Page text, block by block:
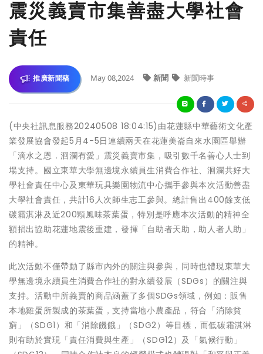
震災義賣市集善盡大學社會
責任
推廣新聞稿 May 08,2024 新聞 新聞時事
(中央社訊息服務20240508 18:04:15)由花蓮縣中華藝術文化產
業發展協會發起5月4-5日連續兩天在花蓮美崙自來水園區舉辦
「滴水之恩．洄瀾有愛」震災義賣市集，吸引數千名善心人士到
場支持。國立東華大學無邊境永續員生消費合作社、洄瀾共好大
學社會責任中心及東華玩具樂園物流中心攜手參與本次活動善盡
大學社會責任，共計16人次師生志工參與。總計售出400餘支低
碳霜淇淋及近200顆風味茶葉蛋，特別是呼應本次活動的精神全
額捐出協助花蓮地震後重建，發揮「自助者天助，助人者人助」
的精神。
此次活動不僅帶動了縣市內外的關注與參與，同時也體現東華大
學無邊境永續員生消費合作社的對永續發展（SDGs）的關注與
支持。活動中所義賣的商品涵蓋了多個SDGs領域，例如：販售
本地雞蛋所製成的茶葉蛋，支持當地小農產品，符合「消除貧
窮」（SDG1）和「消除饑餓」（SDG2）等目標，而低碳霜淇淋
則有助於實現「責任消費與生產」（SDG12）及「氣候行動」